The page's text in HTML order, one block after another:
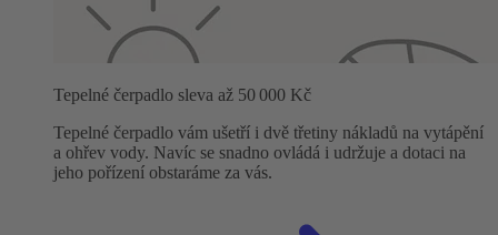
Tepelné čerpadlo sleva až 50 000 Kč
Tepelné čerpadlo vám ušetří i dvě třetiny nákladů na vytápění
a ohřev vody. Navíc se snadno ovládá i udržuje a dotaci na
jeho pořízení obstaráme za vás.